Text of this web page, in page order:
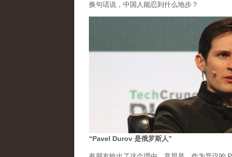
换句话说，中国人能忍到什么地步？
“Pavel Durov 是俄罗斯人”